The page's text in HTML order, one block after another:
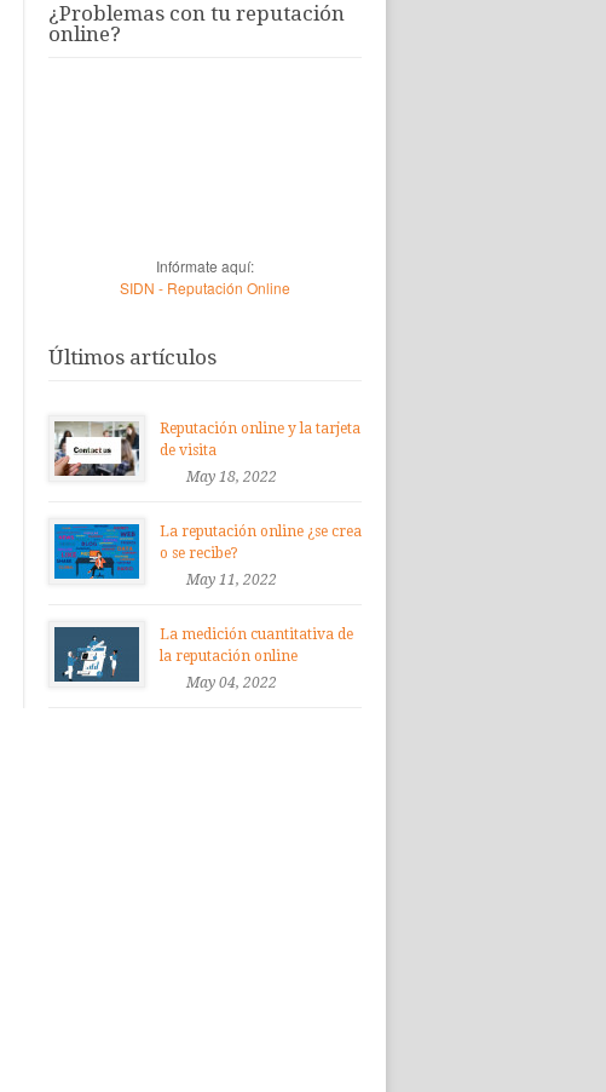
¿Problemas con tu reputación
online?
Infórmate aquí:
SIDN - Reputación Online
Últimos artículos
Reputación online y la tarjeta
de visita
May 18, 2022
La reputación online ¿se crea
o se recibe?
May 11, 2022
La medición cuantitativa de
la reputación online
May 04, 2022